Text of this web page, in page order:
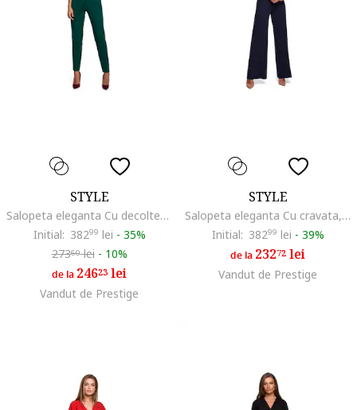
STYLE
Salopeta eleganta Cu decolteu in V, Poliester, Viscoza, Verde
Initial: 38299 lei - 35%
27360lei - 10%
de la 24623lei
Vandut de Prestige
STYLE
Salopeta eleganta Cu cravata, Viscoza, Bleumarin
Initial: 38299 lei - 39%
de la 23272 lei
Vandut de Prestige